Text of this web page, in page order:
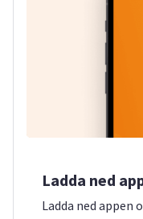
Ladda ned
Ladda ned appen